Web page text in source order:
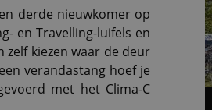
derde nieuwkomer op
en Travelling-luifels en
kiezen waar de deur
verandastang hoef je
met het Clima-C